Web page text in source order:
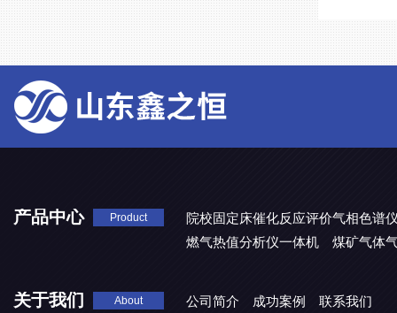
产品中心 Product
院校固定床催化反应评价气相色谱
燃气热值分析仪一体机
煤矿气体
关于我们 About 公司简介 成功案例 联系我们